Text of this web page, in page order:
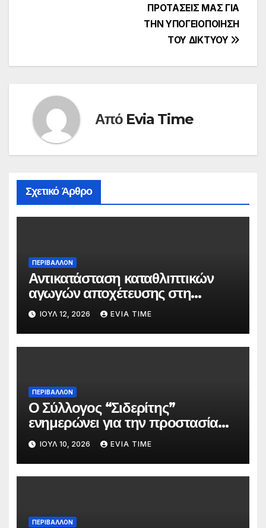
ΠΡΟΤΑΣΕΙΣ ΜΑΣ ΓΙΑ
ΤΗΝ ΥΠΟΓΕΙΟΠΟΙΗΣΗ
ΤΟΥ ΔΙΚΤΥΟΥ
Από Evia Time
Σχετικό Άρθρο
ΠΕΡΙΒΑΛΛΟΝ
Αντικατάσταση καταθλιπτικών
αγωγών αποχέτευσης στη
Χαλκίδα τον Αύγουστο
ΙΟΎΛ 12, 2026 EVIA TIME
ΠΕΡΙΒΑΛΛΟΝ
Ο Σύλλογος “Σιδερίτης”
ενημερώνει για την προστασία
προσωπικών δεδομένων
ΙΟΎΛ 10, 2026 EVIA TIME
ΠΕΡΙΒΑΛΛΟΝ